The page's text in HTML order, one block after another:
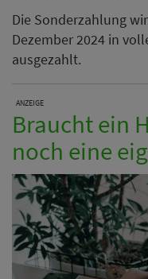
Die Sonderzahlung
Dezember 2024 in
ausgezahlt.
ANZEIGE
Braucht ein
noch eine